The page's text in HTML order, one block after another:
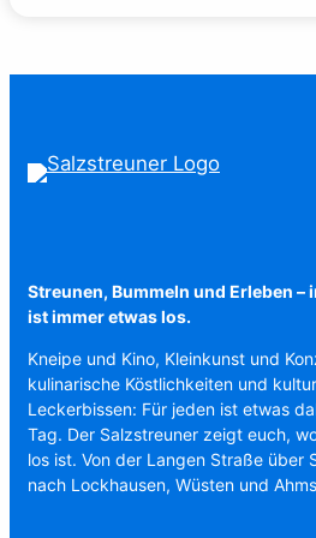
Streunen, Bummeln und Erleben –
ist immer etwas los.
Kneipe und Kino, Kleinkunst und
kulinarische Köstlichkeiten und
Leckerbissen: Für jeden ist etwas
Tag. Der Salzstreuner zeigt euch,
los ist. Von der Langen Straße über
nach Lockhausen, Wüsten und